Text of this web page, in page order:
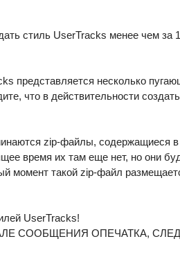
стиль UserTracks менее чем за
представляется несколько
что в действительности создать
zip-файлы, содержащиеся в
время их там еще нет, но они
момент такой zip-файл
UserTracks!
СООБЩЕНИЯ ОПЕЧАТКА,